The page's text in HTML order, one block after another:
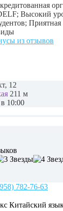
Высокий
из отзывов
12
211 м
в 10:00
782-76-63
Китайский